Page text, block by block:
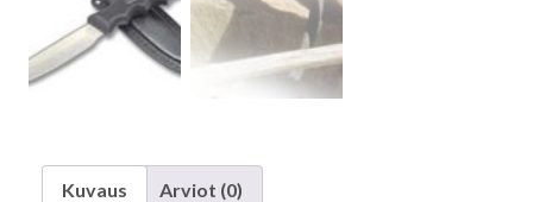
Kuvaus Arviot (0)